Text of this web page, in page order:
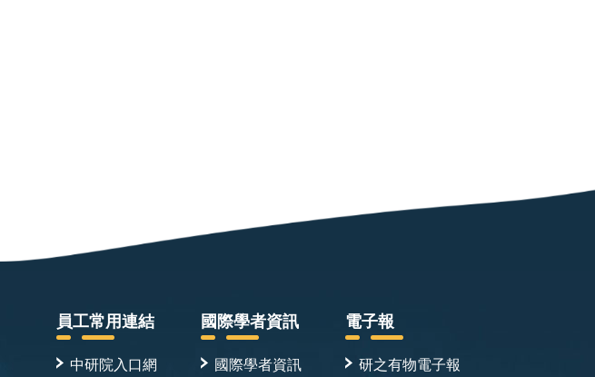
員工常用連結
中研院入口網
國際學者資訊
國際學者資訊
電子報
研之有物電子報